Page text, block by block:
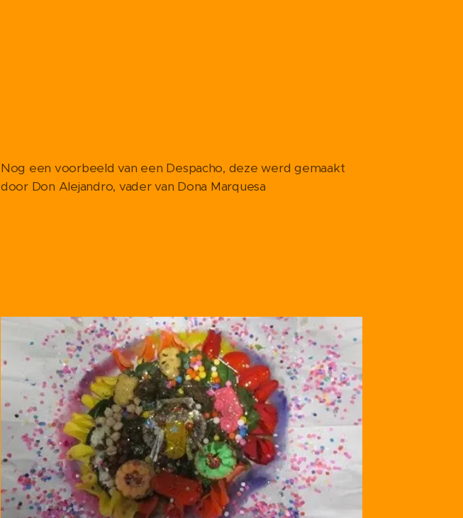
Nog een voorbeeld van een Despacho, deze werd gemaakt
door Don Alejandro, vader van Dona Marquesa